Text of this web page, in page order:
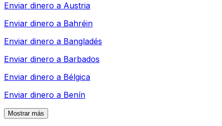
Enviar dinero a Austria
Enviar dinero a Bahréin
Enviar dinero a Bangladés
Enviar dinero a Barbados
Enviar dinero a Bélgica
Enviar dinero a Benín
Mostrar más